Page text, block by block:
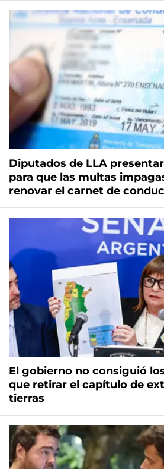
Diputados de LLA
para que las multas
renovar el carnet de
El gobierno no consiguió
que retirar el capítulo de
tierras